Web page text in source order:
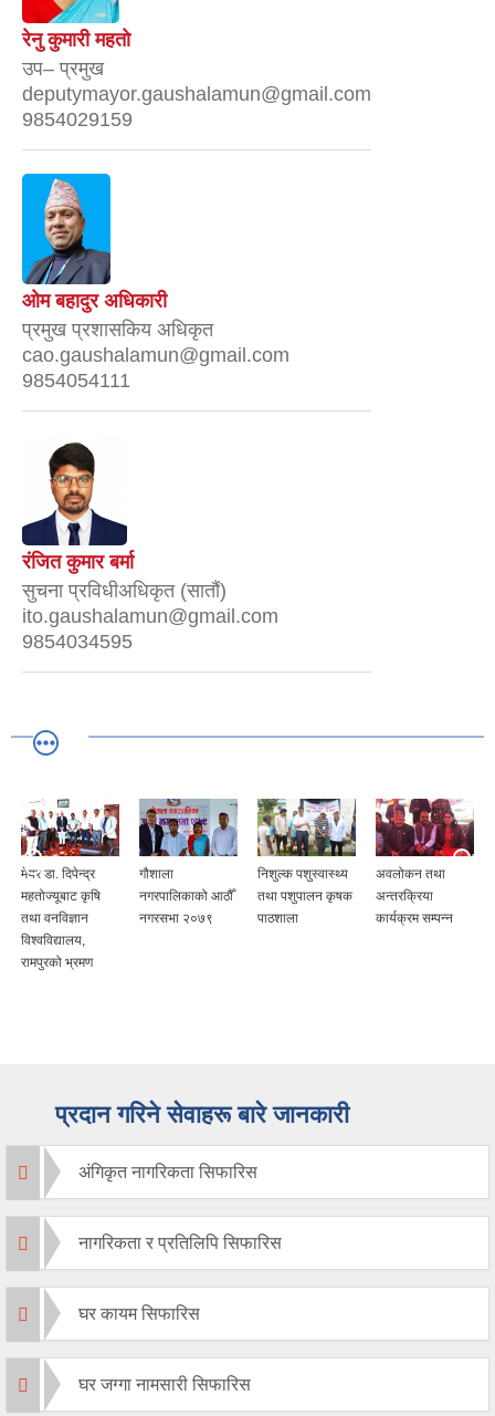
रेनु कुमारी महतो
उप– प्रमुख
deputymayor.gaushalamun@gmail.com
9854029159
ओम बहादुर अधिकारी
प्रमुख प्रशासकिय अधिकृत
cao.gaushalamun@gmail.com
9854054111
रंजित कुमार बर्मा
सुचना प्रविधीअधिकृत (सातौं)
ito.gaushalamun@gmail.com
9854034595
मेयर डा. दिपेन्द्र
महतोज्यूबाट कृषि
तथा वनविज्ञान
विश्वविद्यालय,
रामपुरको भ्रमण
गौशाला
नगरपालिकाको आठौँ
नगरसभा २०७९
निशुल्क पशुस्वास्थ्य
तथा पशुपालन कृषक
पाठशाला
अवलोकन तथा
अन्तरक्रिया
कार्यक्रम सम्पन्न
प्रदान गरिने सेवाहरू बारे जानकारी
अंगिकृत नागरिकता सिफारिस
नागरिकता र प्रतिलिपि सिफारिस
घर कायम सिफारिस
घर जग्गा नामसारी सिफारिस